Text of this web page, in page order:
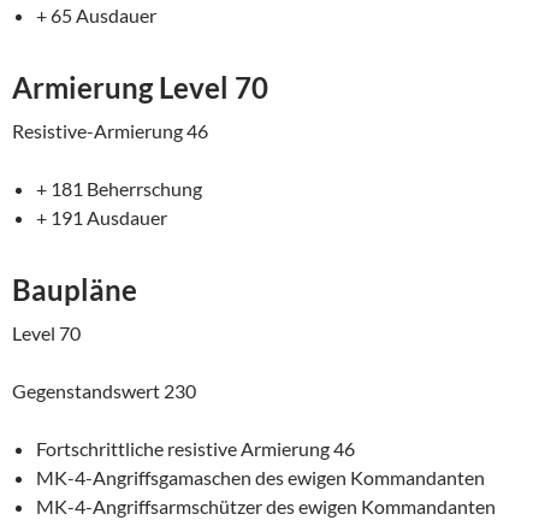
+ 65 Ausdauer
Armierung Level 70
Resistive-Armierung 46
+ 181 Beherrschung
+ 191 Ausdauer
Baupläne
Level 70
Gegenstandswert 230
Fortschrittliche resistive Armierung 46
MK-4-Angriffsgamaschen des ewigen Kommandanten
MK-4-Angriffsarmschützer des ewigen Kommandanten